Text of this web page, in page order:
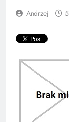
Andrzej